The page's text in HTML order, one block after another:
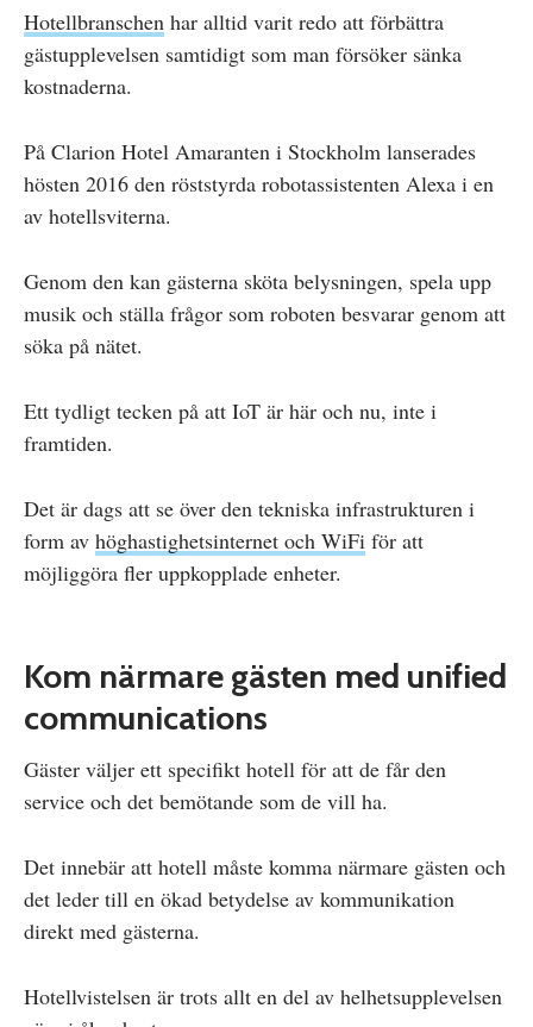
Hotellbranschen har alltid varit redo att förbättra
gästupplevelsen samtidigt som man försöker sänka
kostnaderna.
På Clarion Hotel Amaranten i Stockholm lanserades
hösten 2016 den röststyrda robotassistenten Alexa i en
av hotellsviterna.
Genom den kan gästerna sköta belysningen, spela upp
musik och ställa frågor som roboten besvarar genom att
söka på nätet.
Ett tydligt tecken på att IoT är här och nu, inte i
framtiden.
Det är dags att se över den tekniska infrastrukturen i
form av höghastighetsinternet och WiFi för att
möjliggöra fler uppkopplade enheter.
Kom närmare gästen med unified
communications
Gäster väljer ett specifikt hotell för att de får den
service och det bemötande som de vill ha.
Det innebär att hotell måste komma närmare gästen och
det leder till en ökad betydelse av kommunikation
direkt med gästerna.
Hotellvistelsen är trots allt en del av helhetsupplevelsen